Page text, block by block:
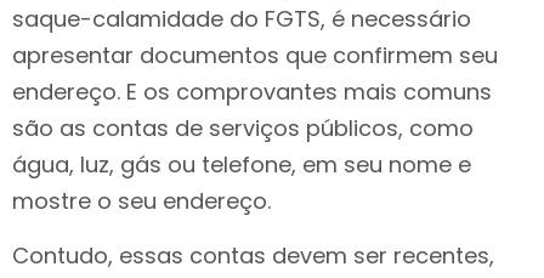
saque-calamidade do FGTS, é necessário
apresentar documentos que confirmem seu
endereço. E os comprovantes mais comuns
são as contas de serviços públicos, como
água, luz, gás ou telefone, em seu nome e
mostre o seu endereço.
Contudo, essas contas devem ser recentes,